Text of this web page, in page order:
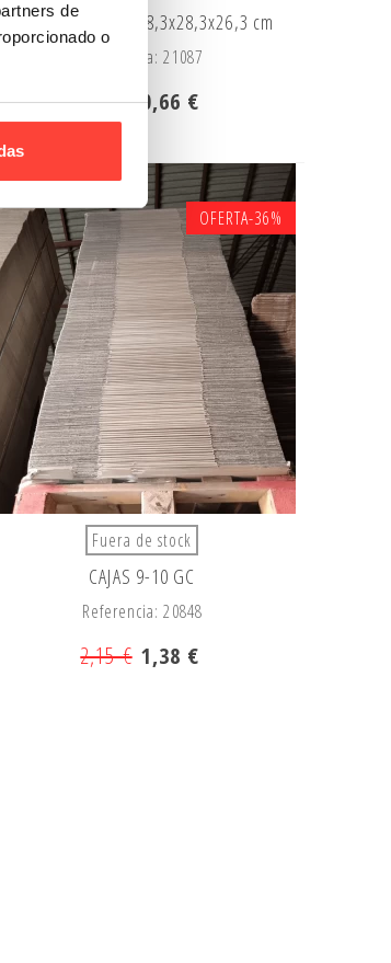
de
o
CAJAS 023 EXTRA 38,3x28,3x26,3 cm
Referencia: 21087
1,22 € 0,66 €
OFERTA-36%
Fuera de stock
CAJAS 9-10 GC
Referencia: 20848
2,15 € 1,38 €